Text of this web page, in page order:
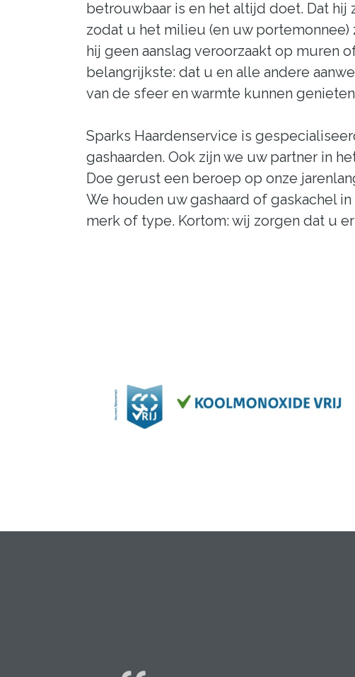
betrouwbaar is en het altijd doet. Dat hij
zodat u het milieu (en uw
hij geen aanslag veroorzaakt op muren
belangrijkste: dat u en alle andere
van de sfeer en warmte kunnen
Sparks Haardenservice is
gashaarden. Ook zijn we uw partner in
Doe gerust een beroep op onze
We houden uw gashaard of gaskachel
merk of type. Kortom: wij zorgen dat u